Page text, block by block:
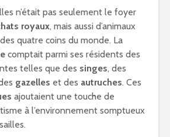
n’était pas seulement le foyer
royaux, mais aussi d’animaux
quatre coins du monde. La
comptait parmi ses résidents des
telles que des singes, des
gazelles et des autruches. Ces
ajoutaient une touche de
à l’environnement somptueux